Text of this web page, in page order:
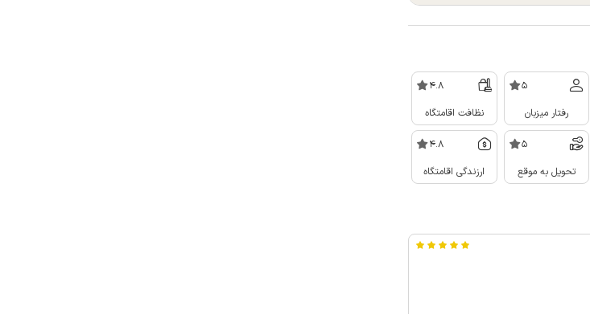
5
رفتار میزبان
4.8
نظافت اقامتگاه
5
تحویل به موقع
4.8
ارزندگی اقامتگاه